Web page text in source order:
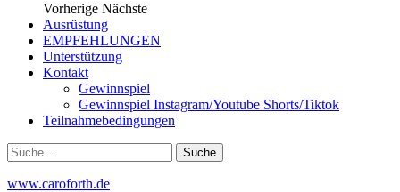
Vorherige Nächste
Ausrüstung
EMPFEHLUNGEN
Unterstützung
Kontakt
Gewinnspiel
Gewinnspiel Instagram/Youtube Shorts/Tiktok
Teilnahmebedingungen
www.caroforth.de